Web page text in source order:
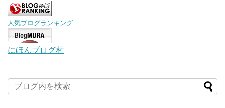
人気ブログランキング
にほんブログ村